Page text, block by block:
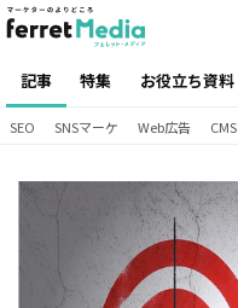
記事 特集 お役立ち資料
SEO SNSマーケ Web広告 CMS